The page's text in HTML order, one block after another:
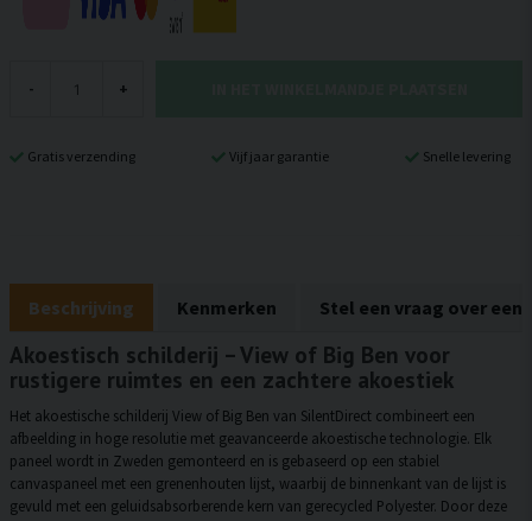
- +
Gratis verzending Vijf jaar garantie Snelle levering
Beschrijving Kenmerken Stel een vraag over een
Akoestisch schilderij – View of Big Ben voor
rustigere ruimtes en een zachtere akoestiek
Het akoestische schilderij View of Big Ben van SilentDirect combineert een
afbeelding in hoge resolutie met geavanceerde akoestische technologie. Elk
paneel wordt in Zweden gemonteerd en is gebaseerd op een stabiel
canvaspaneel met een grenenhouten lijst, waarbij de binnenkant van de lijst is
gevuld met een geluidsabsorberende kern van gerecycled Polyester. Door deze